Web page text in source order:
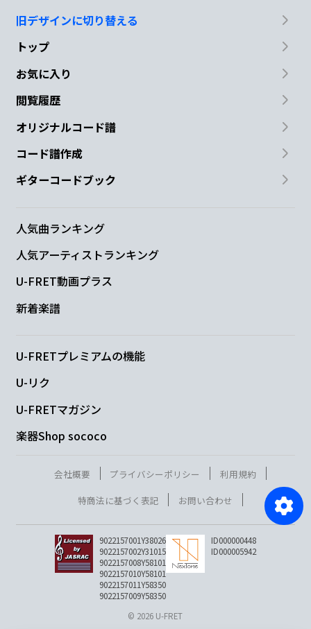
旧デザインに切り替える
トップ
お気に入り
閲覧履歴
オリジナルコード譜
コード譜作成
ギターコードブック
人気曲ランキング
人気アーティストランキング
U-FRET動画プラス
新着楽譜
U-FRETプレミアムの機能
U-リク
U-FRETマガジン
楽器Shop sococo
会社概要 プライバシーポリシー
利用規約
特商法に基づく表記
お問い合わせ
9022157001Y38026
9022157002Y31015
9022157008Y58101
9022157010Y58101
9022157011Y58350
9022157009Y58350
ID000000448
ID000005942
© 2026 U-FRET